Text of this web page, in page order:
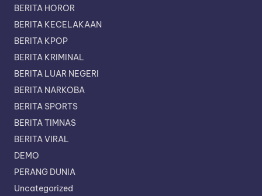
BERITA HOROR
BERITA KECELAKAAN
BERITA KPOP
BERITA KRIMINAL
BERITA LUAR NEGERI
BERITA NARKOBA
BERITA SPORTS
BERITA TIMNAS
BERITA VIRAL
DEMO
PERANG DUNIA
Uncategorized